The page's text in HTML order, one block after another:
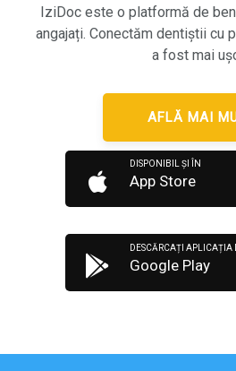
IziDoc este o platformă de
angajați. Conectăm dentiștii cu
a fost mai
AFLĂ MAI
DISPONIBIL ȘI ÎN
App Store
DESCĂRCAȚI APLICAȚIA
Google Play